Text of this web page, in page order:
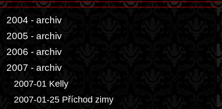
2004 - archiv
2005 - archiv
2006 - archiv
2007 - archiv
2007-01 Kelly
2007-01-25 Příchod zimy